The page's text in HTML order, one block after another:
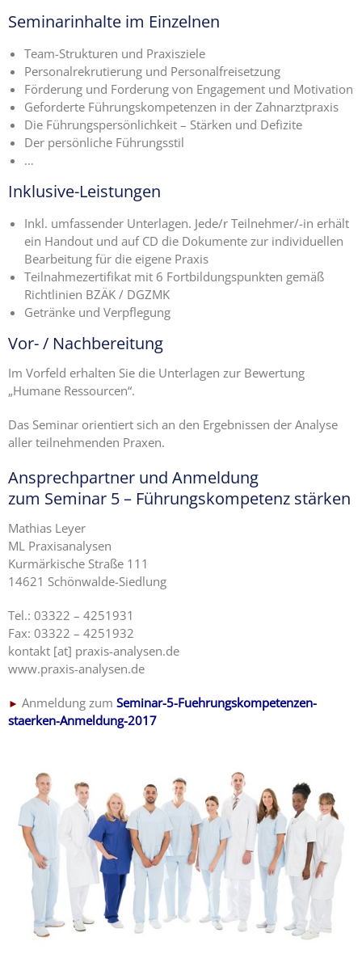
Seminarinhalte im Einzelnen
Team-Strukturen und Praxisziele
Personalrekrutierung und Personalfreisetzung
Förderung und Forderung von Engagement und Motivation
Geforderte Führungskompetenzen in der Zahnarztpraxis
Die Führungspersönlichkeit – Stärken und Defizite
Der persönliche Führungsstil
…
Inklusive-Leistungen
Inkl. umfassender Unterlagen. Jede/r Teilnehmer/-in erhält
ein Handout und auf CD die Dokumente zur individuellen
Bearbeitung für die eigene Praxis
Teilnahmezertifikat mit 6 Fortbildungspunkten gemäß
Richtlinien BZÄK / DGZMK
Getränke und Verpflegung
Vor- / Nachbereitung
Im Vorfeld erhalten Sie die Unterlagen zur Bewertung
„Humane Ressourcen“.
Das Seminar orientiert sich an den Ergebnissen der Analyse
aller teilnehmenden Praxen.
Ansprechpartner und Anmeldung
zum Seminar 5 – Führungskompetenz stärken
Mathias Leyer
ML Praxisanalysen
Kurmärkische Straße 111
14621 Schönwalde-Siedlung
Tel.: 03322 – 4251931
Fax: 03322 – 4251932
kontakt [at] praxis-analysen.de
www.praxis-analysen.de
► Anmeldung zum Seminar-5-Fuehrungskompetenzen-
staerken-Anmeldung-2017